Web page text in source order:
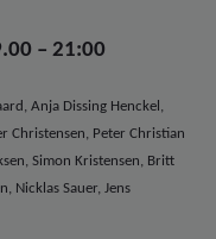
– 21:00
Anja Dissing Henckel,
Christensen, Peter Christian
Simon Kristensen, Britt
Nicklas Sauer, Jens